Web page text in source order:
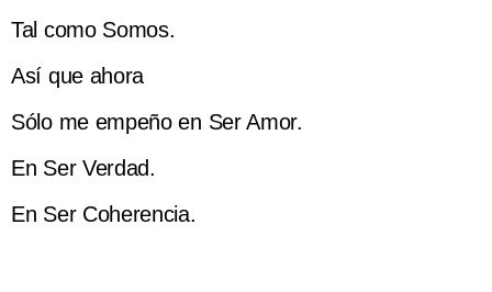
Tal como Somos.
Así que ahora
Sólo me empeño en Ser Amor.
En Ser Verdad.
En Ser Coherencia.